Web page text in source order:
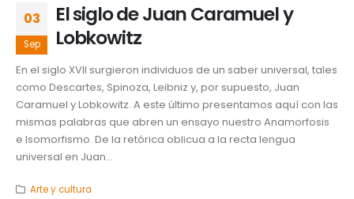
03
Sep
El siglo de Juan Caramuel y
Lobkowitz
En el siglo XVII surgieron individuos de un saber universal, tales
como Descartes, Spinoza, Leibniz y, por supuesto, Juan
Caramuel y Lobkowitz. A este último presentamos aquí con las
mismas palabras que abren un ensayo nuestro Anamorfosis
e Isomorfismo. De la retórica oblicua a la recta lengua
universal en Juan...
Arte y cultura